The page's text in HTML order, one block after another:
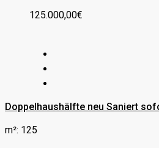
125.000,00€
Doppelhaushälfte neu Saniert
m²: 125